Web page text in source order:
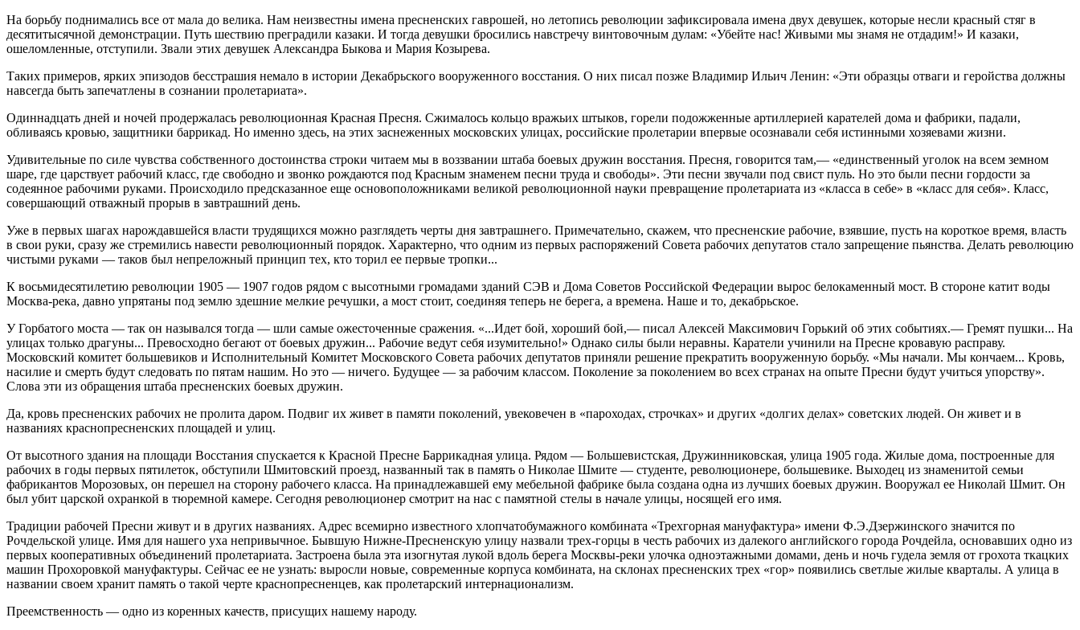
На борьбу поднимались все от мала до велика. Нам неизвестны имена пресненских гаврошей, но летопись революции зафиксировала имена двух девушек, которые несли красный стяг в
десятитысячной демонстрации. Путь шествию преградили казаки. И тогда девушки бросились навстречу винтовочным дулам: «Убейте нас! Живыми мы знамя не отдадим!» И казаки,
ошеломленные, отступили. Звали этих девушек Александра Быкова и Мария Козырева.
Таких примеров, ярких эпизодов бесстрашия немало в истории Декабрьского вооруженного восстания. О них писал позже Владимир Ильич Ленин: «Эти образцы отваги и геройства должны
навсегда быть запечатлены в сознании пролетариата».
Одиннадцать дней и ночей продержалась революционная Красная Пресня. Сжималось кольцо вражьих штыков, горели подожженные артиллерией карателей дома и фабрики, падали,
обливаясь кровью, защитники баррикад. Но именно здесь, на этих заснеженных московских улицах, российские пролетарии впервые осознавали себя истинными хозяевами жизни.
Удивительные по силе чувства собственного достоинства строки читаем мы в воззвании штаба боевых дружин восстания. Пресня, говорится там,— «единственный уголок на всем земном
шаре, где царствует рабочий класс, где свободно и звонко рождаются под Красным знаменем песни труда и свободы». Эти песни звучали под свист пуль. Но это были песни гордости за
содеянное рабочими руками. Происходило предсказанное еще основоположниками великой революционной науки превращение пролетариата из «класса в себе» в «класс для себя». Класс,
совершающий отважный прорыв в завтрашний день.
Уже в первых шагах нарождавшейся власти трудящихся можно разглядеть черты дня завтрашнего. Примечательно, скажем, что пресненские рабочие, взявшие, пусть на короткое время, власть
в свои руки, сразу же стремились навести революционный порядок. Характерно, что одним из первых распоряжений Совета рабочих депутатов стало запрещение пьянства. Делать революцию
чистыми руками — таков был непреложный принцип тех, кто торил ее первые тропки...
К восьмидесятилетию революции 1905 — 1907 годов рядом с высотными громадами зданий СЭВ и Дома Советов Российской Федерации вырос белокаменный мост. В стороне катит воды
Москва-река, давно упрятаны под землю здешние мелкие речушки, а мост стоит, соединяя теперь не берега, а времена. Наше и то, декабрьское.
У Горбатого моста — так он назывался тогда — шли самые ожесточенные сражения. «...Идет бой, хороший бой,— писал Алексей Максимович Горький об этих событиях.— Гремят пушки... На
улицах только драгуны... Превосходно бегают от боевых дружин... Рабочие ведут себя изумительно!» Однако силы были неравны. Каратели учинили на Пресне кровавую расправу.
Московский комитет большевиков и Исполнительный Комитет Московского Совета рабочих депутатов приняли решение прекратить вооруженную борьбу. «Мы начали. Мы кончаем... Кровь,
насилие и смерть будут следовать по пятам нашим. Но это — ничего. Будущее — за рабочим классом. Поколение за поколением во всех странах на опыте Пресни будут учиться упорству».
Слова эти из обращения штаба пресненских боевых дружин.
Да, кровь пресненских рабочих не пролита даром. Подвиг их живет в памяти поколений, увековечен в «пароходах, строчках» и других «долгих делах» советских людей. Он живет и в
названиях краснопресненских площадей и улиц.
От высотного здания на площади Восстания спускается к Красной Пресне Баррикадная улица. Рядом — Большевистская, Дружинниковская, улица 1905 года. Жилые дома, построенные для
рабочих в годы первых пятилеток, обступили Шмитовский проезд, названный так в память о Николае Шмите — студенте, революционере, большевике. Выходец из знаменитой семьи
фабрикантов Морозовых, он перешел на сторону рабочего класса. На принадлежавшей ему мебельной фабрике была создана одна из лучших боевых дружин. Вооружал ее Николай Шмит. Он
был убит царской охранкой в тюремной камере. Сегодня революционер смотрит на нас с памятной стелы в начале улицы, носящей его имя.
Традиции рабочей Пресни живут и в других названиях. Адрес всемирно известного хлопчатобумажного комбината «Трехгорная мануфактура» имени Ф.Э.Дзержинского значится по
Рочдельской улице. Имя для нашего уха непривычное. Бывшую Нижне-Пресненскую улицу назвали трех-горцы в честь рабочих из далекого английского города Рочдейла, основавших одно из
первых кооперативных объединений пролетариата. Застроена была эта изогнутая лукой вдоль берега Москвы-реки улочка одноэтажными домами, день и ночь гудела земля от грохота ткацких
машин Прохоровкой мануфактуры. Сейчас ее не узнать: выросли новые, современные корпуса комбината, на склонах пресненских трех «гор» появились светлые жилые кварталы. А улица в
названии своем хранит память о такой черте краснопресненцев, как пролетарский интернационализм.
Преемственность — одно из коренных качеств, присущих нашему народу.